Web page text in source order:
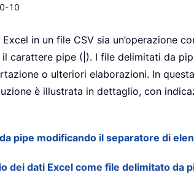
10
in un file CSV sia un’operazione
carattere pipe (|). I file delimitati da
o ulteriori elaborazioni. In
è illustrata in dettaglio, con
pipe modificando il separatore di
dei dati Excel come file delimitato da